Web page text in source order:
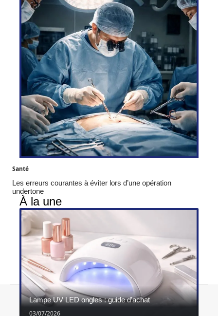
Santé
Les erreurs courantes à éviter lors d’une opération
undertone
À la une
Lampe UV LED ongles : guide d’achat
03/07/2026
Contact Mentions légales Sitemap